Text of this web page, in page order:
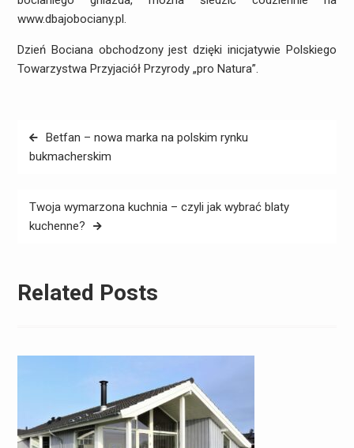
www.dbajobociany.pl.
Dzień Bociana obchodzony jest dzięki inicjatywie Polskiego
Towarzystwa Przyjaciół Przyrody „pro Natura”.
Nawigacja
wpisu
Betfan – nowa marka na polskim rynku
bukmacherskim
Twoja wymarzona kuchnia – czyli jak wybrać blaty
kuchenne?
Related Posts